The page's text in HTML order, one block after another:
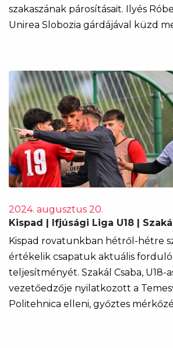
szakaszának párosításait. Ilyés
Unirea Slobozia gárdájával küzd
2024. augusztus 20.
Kispad | Ifjúsági Liga U18 |
Kispad rovatunkban hétről-hétre
értékelik csapatuk aktuális
teljesítményét. Szakál Csaba, U18-
vezetőedzője nyilatkozott a
Politehnica elleni, győztes